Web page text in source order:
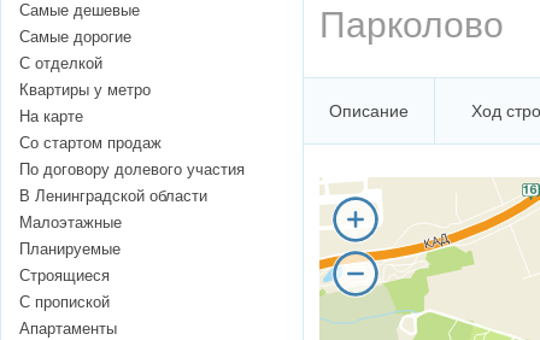
Парколово
Описание Ход
Самые дешевые
Самые дорогие
С отделкой
Квартиры у метро
На карте
Со стартом продаж
По договору долевого участия
В Ленинградской области
Малоэтажные
Планируемые
Строящиеся
С пропиской
Апартаменты